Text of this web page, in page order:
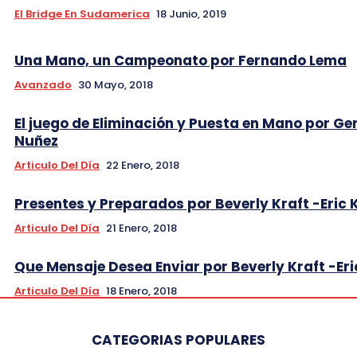
El Bridge En Sudamerica 18 Junio, 2019
Una Mano, un Campeonato por Fernando Lema
Avanzado 30 Mayo, 2018
El juego de Eliminación y Puesta en Mano por
Nuñez
Articulo Del Día 22 Enero, 2018
Presentes y Preparados por Beverly Kraft -Eric
Articulo Del Día 21 Enero, 2018
Que Mensaje Desea Enviar por Beverly Kraft -
Articulo Del Día 18 Enero, 2018
CATEGORIAS POPULARES